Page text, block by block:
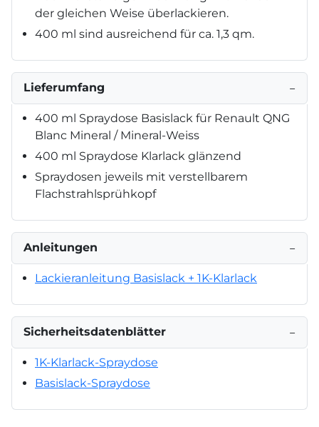
der gleichen Weise überlackieren.
400 ml sind ausreichend für ca. 1,3 qm.
Lieferumfang −
400 ml Spraydose Basislack für Renault QNG
Blanc Mineral / Mineral-Weiss
400 ml Spraydose Klarlack glänzend
Spraydosen jeweils mit verstellbarem
Flachstrahlsprühkopf
Anleitungen −
Lackieranleitung Basislack + 1K-Klarlack
Sicherheitsdatenblätter −
1K-Klarlack-Spraydose
Basislack-Spraydose